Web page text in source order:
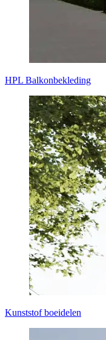
HPL Balkonbekleding
Kunststof boeidelen